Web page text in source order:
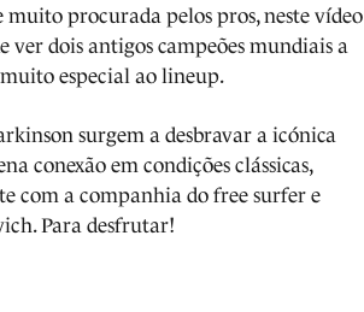
muito procurada pelos pros, neste vídeo
ver dois antigos campeões mundiais a
especial ao lineup.
surgem a desbravar a icónica
conexão em condições clássicas,
com a companhia do free surfer e
Para desfrutar!